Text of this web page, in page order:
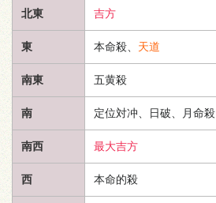
北東 吉方
東 本命殺、 天道
南東 五黄殺
南 定位対冲、日破、月命殺
南西 最大吉方
西 本命的殺